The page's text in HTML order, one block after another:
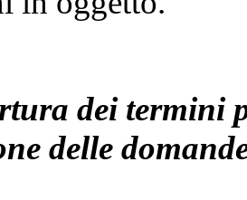
dei termini
delle